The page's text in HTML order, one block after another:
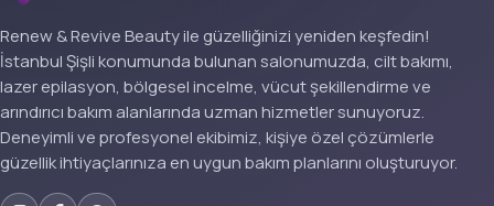
Renew & Revive Beauty ile güzelliğinizi yeniden keşfedin!
İstanbul Şişli konumunda bulunan salonumuzda, cilt bakımı,
lazer epilasyon, bölgesel incelme, vücut şekillendirme ve
arındırıcı bakım alanlarında uzman hizmetler sunuyoruz.
Deneyimli ve profesyonel ekibimiz, kişiye özel çözümlerle
güzellik ihtiyaçlarınıza en uygun bakım planlarını oluşturuyor.